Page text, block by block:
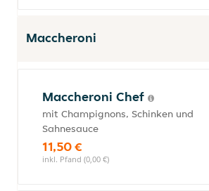
Maccheroni
Maccheroni Chef
mit Champignons, Schinken und
Sahnesauce
11,50 €
inkl. Pfand (0,00 €)